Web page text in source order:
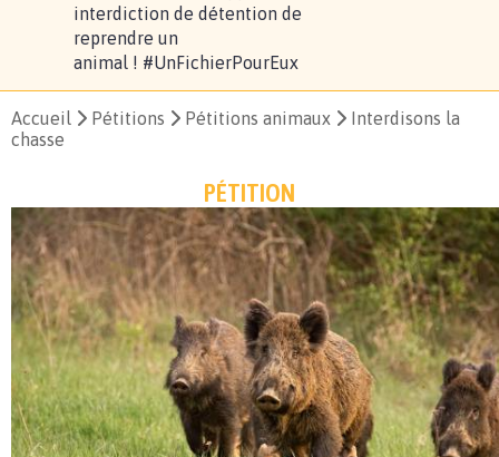
interdiction de détention de
reprendre un
animal ! #UnFichierPourEux
Accueil Pétitions Pétitions animaux
Interdisons la
chasse
PÉTITION